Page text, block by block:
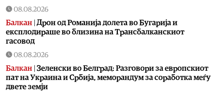
08.08.2026
Балкан Дрон од Романија долета во Бугарија и
експлодираше во близина на Трансбалканскиот
гасовод
08.08.2026
Балкан Зеленски во Белград: Разговори за европскиот
пат на Украина и Србија, меморандум за соработка меѓу
двете земји